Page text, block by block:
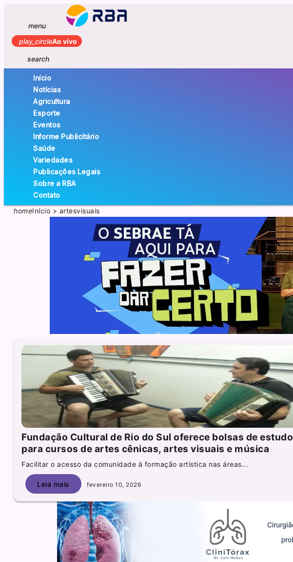
menu
play_circleAo vivo
search
Início
Notícias
Agricultura
Esporte
Eventos
Informe Publicitário
Saúde
Variedades
Publicações Legais
Sobre a RBA
Contato
homeInício > artesvisuais
Fundação Cultural de Rio do Sul oferece bolsas de estudo
para cursos de artes cênicas, artes visuais e música
Facilitar o acesso da comunidade à formação artística nas áreas...
Leia mais fevereiro 10, 2026